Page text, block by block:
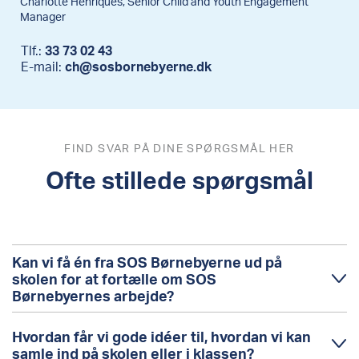
Manager
Tlf.: 33 73 02 43
E-mail: ch@sosbornebyerne.dk
FIND SVAR PÅ DINE SPØRGSMÅL HER
Ofte stillede spørgsmål
Kan vi få én fra SOS Børnebyerne ud på
skolen for at fortælle om SOS
Børnebyernes arbejde?
foredragsholdere rejser rundt til skoler i hele landet
og holder foredrag om børn og skolegang i
Hvordan får vi gode idéer til, hvordan vi kan
samle ind på skolen eller i klassen?